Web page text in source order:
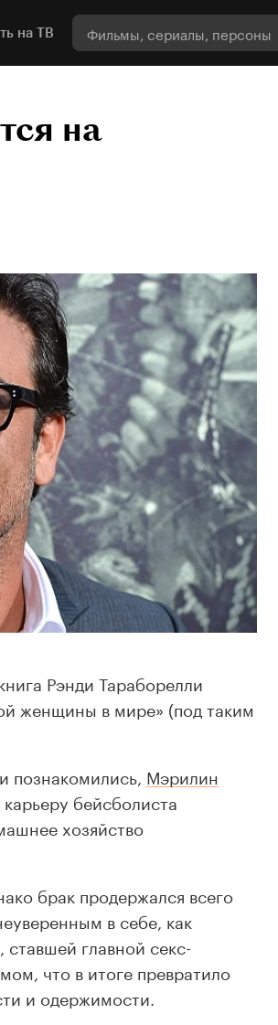
на ТВ
на
Рэнди Тараборелли
женщины в мире» (под таким
Мэрилин
бейсболиста
хозяйство
брак продержался всего
в себе, как
главной секс-
что в итоге превратило
и одержимости.